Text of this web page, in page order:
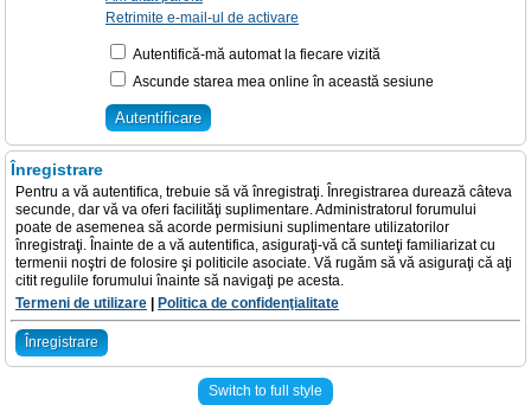
Retrimite e-mail-ul de activare
Autentifică-mă automat la fiecare vizită
Ascunde starea mea online în această sesiune
Înregistrare
Pentru a vă autentifica, trebuie să vă înregistraţi. Înregistrarea durează câteva
secunde, dar vă va oferi facilităţi suplimentare. Administratorul forumului
poate de asemenea să acorde permisiuni suplimentare utilizatorilor
înregistraţi. Înainte de a vă autentifica, asiguraţi-vă că sunteţi familiarizat cu
termenii noştri de folosire şi politicile asociate. Vă rugăm să vă asiguraţi că aţi
citit regulile forumului înainte să navigaţi pe acesta.
Termeni de utilizare
Politica de confidenţialitate
Înregistrare
Switch to full style